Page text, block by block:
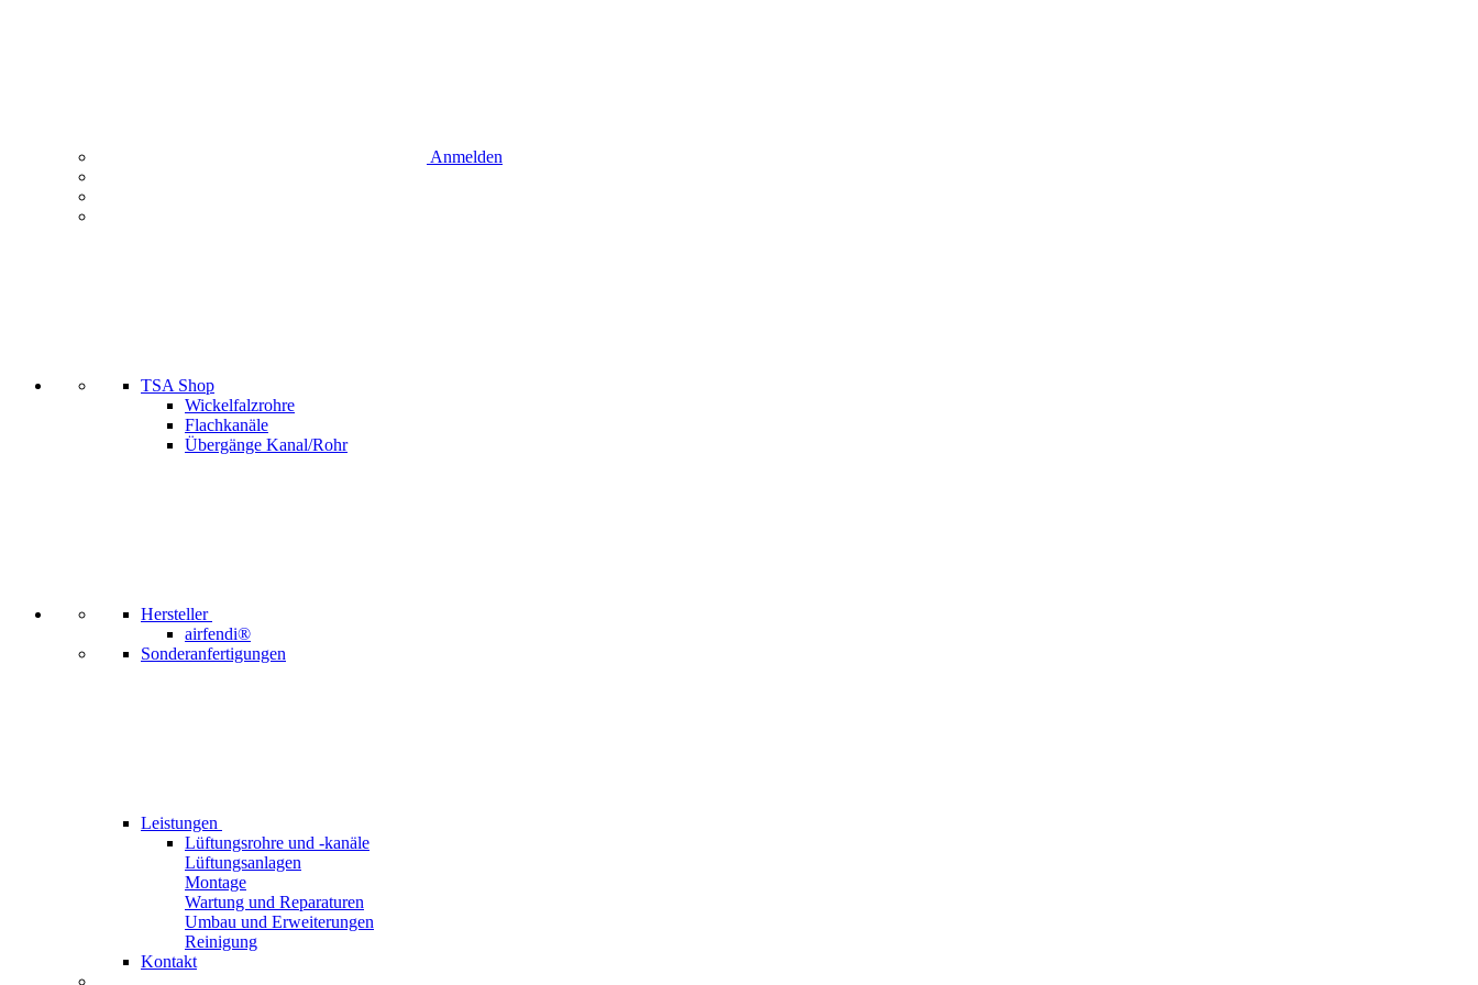
Anmelden
TSA Shop
Wickelfalzrohre
Flachkanäle
Übergänge Kanal/Rohr
Hersteller
airfendi®
Sonderanfertigungen
Leistungen
Lüftungsrohre und -kanäle
Lüftungsanlagen
Montage
Wartung und Reparaturen
Umbau und Erweiterungen
Reinigung
Kontakt